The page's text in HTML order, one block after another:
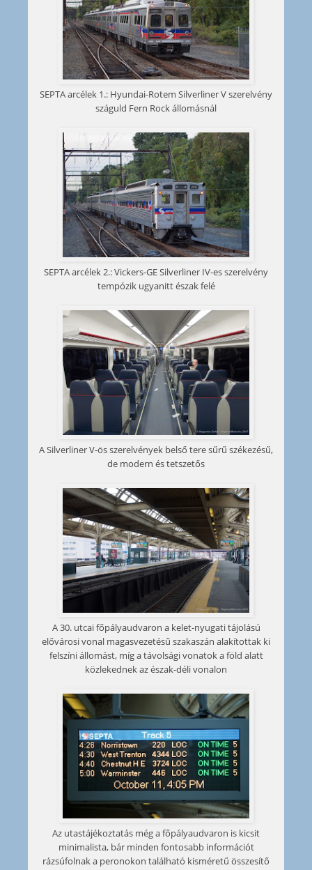
SEPTA arcélek 1.: Hyundai-Rotem Silverliner V szerelvény
száguld Fern Rock állomásnál
SEPTA arcélek 2.: Vickers-GE Silverliner IV-es szerelvény
tempózik ugyanitt észak felé
A Silverliner V-ös szerelvények belső tere sűrű székezésű,
de modern és tetszetős
A 30. utcai főpályaudvaron a kelet-nyugati tájolású
elővárosi vonal magasvezetésű szakaszán alakítottak ki
felszíni állomást, míg a távolsági vonatok a föld alatt
közlekednek az észak-déli vonalon
Az utastájékoztatás még a főpályaudvaron is kicsit
minimalista, bár minden fontosabb információt
rázsúfolnak a peronokon található kisméretű összesítő